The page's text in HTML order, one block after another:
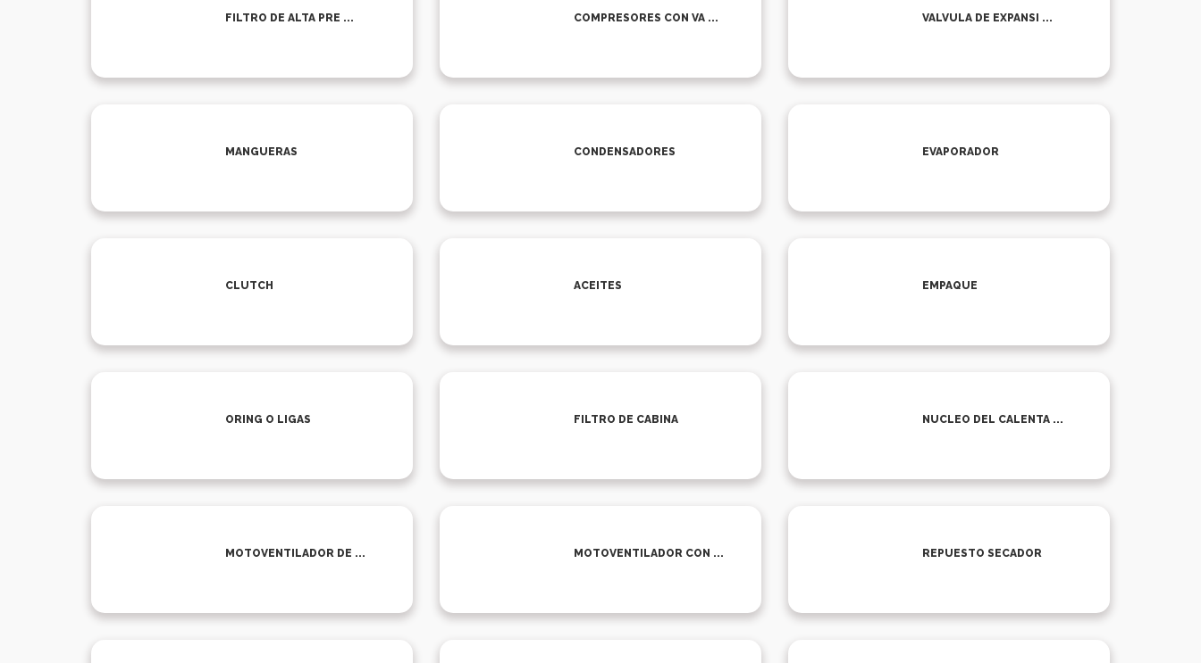
FILTRO DE ALTA PRE ... COMPRESORES CON VA ... VALVULA DE EXPANSI ...
MANGUERAS CONDENSADORES EVAPORADOR
CLUTCH ACEITES EMPAQUE
ORING O LIGAS FILTRO DE CABINA NUCLEO DEL CALENTA ...
MOTOVENTILADOR DE ... MOTOVENTILADOR CON ... REPUESTO SECADOR